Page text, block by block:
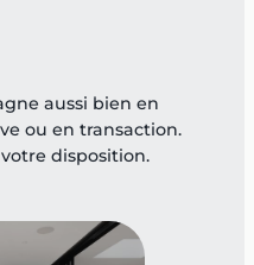
aussi bien en
ou en transaction.
disposition.